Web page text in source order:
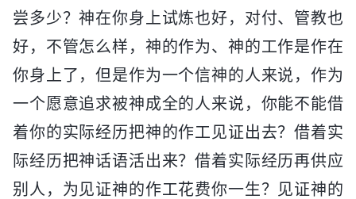
尝多少？神在你身上试炼也好，对付、管教也
好，不管怎么样，神的作为、神的工作是作在
你身上了，但是作为一个信神的人来说，作为
一个愿意追求被神成全的人来说，你能不能借
着你的实际经历把神的作工见证出去？借着实
际经历把神话语活出来？借着实际经历再供应
别人，为见证神的作工花费你一生？见证神的